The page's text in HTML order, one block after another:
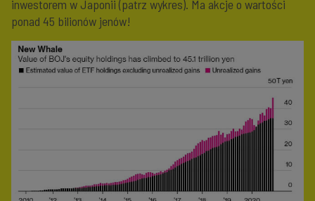
inwestorem w Japonii (patrz wykres). Ma akcje o wartości
ponad 45 bilionów jenów!